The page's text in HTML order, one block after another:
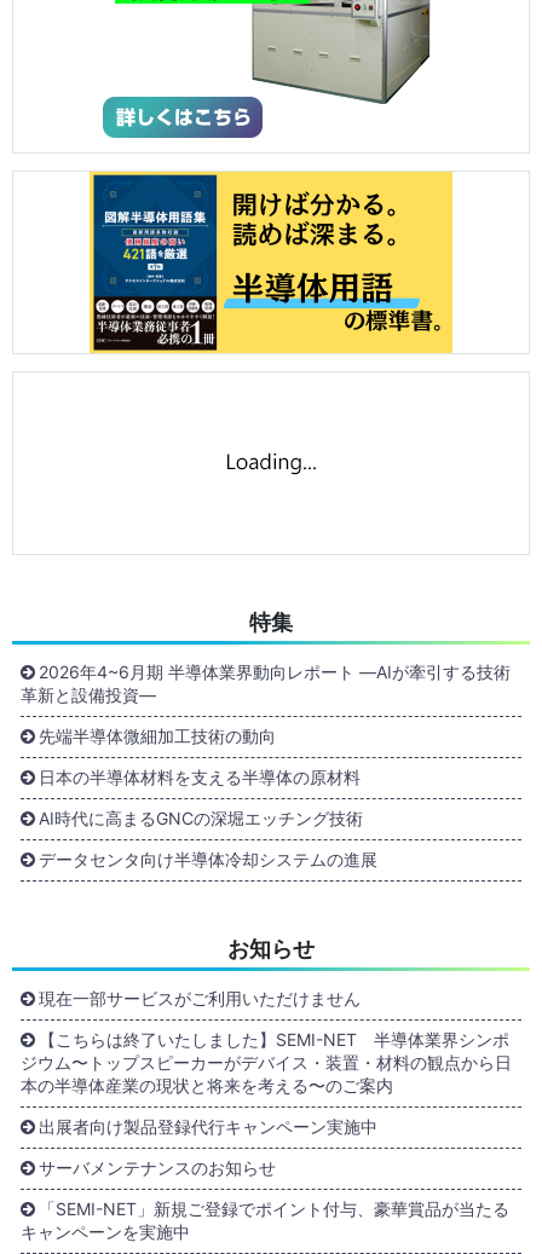
特集
2026年4~6月期 半導体業界動向レポート ―AIが牽引する技術
革新と設備投資―
先端半導体微細加工技術の動向
日本の半導体材料を支える半導体の原材料
AI時代に高まるGNCの深堀エッチング技術
データセンタ向け半導体冷却システムの進展
お知らせ
現在一部サービスがご利用いただけません
【こちらは終了いたしました】SEMI-NET 半導体業界シンポ
ジウム〜トップスピーカーがデバイス・装置・材料の観点から日
本の半導体産業の現状と将来を考える〜のご案内
出展者向け製品登録代行キャンペーン実施中
サーバメンテナンスのお知らせ
「SEMI-NET」新規ご登録でポイント付与、豪華賞品が当たる
キャンペーンを実施中